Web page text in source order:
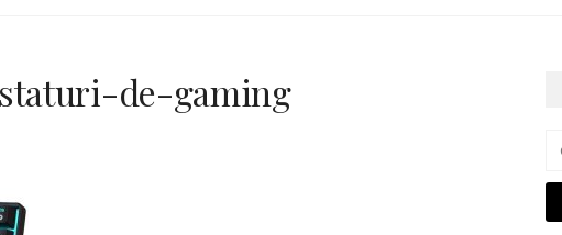
de-gaming